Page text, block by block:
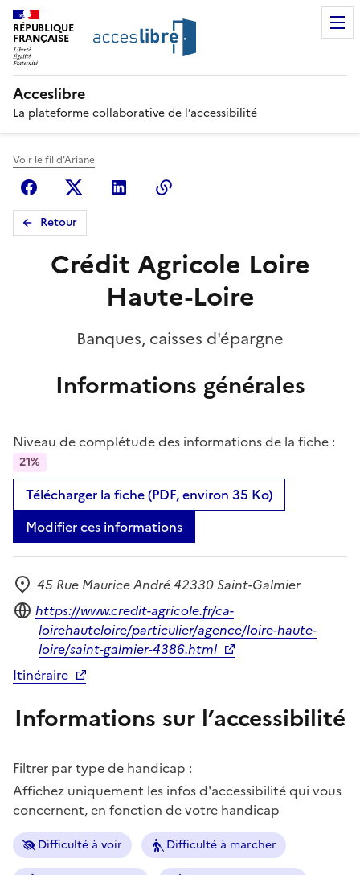
RÉPUBLIQUE
FRANÇAISE
Acceslibre
La plateforme collaborative de l’accessibilité
Voir le fil d'Ariane
FacebookX (anciennement Twitter)
Linkedin
Retour
Crédit Agricole Loire
Haute-Loire
Banques, caisses d'épargne
Informations générales
Niveau de complétude des informations de la fiche :
21%
Télécharger la fiche (PDF, environ 35 Ko)
Modifier ces informations
Adresse
45 Rue Maurice André 42330 Saint-Galmier
Site internet
https://www.credit-agricole.fr/ca-
loirehauteloire/particulier/agence/loire-haute-
loire/saint-galmier-4386.html
Itinéraire
Informations sur l’accessibilité
Filtrer par type de handicap :
Affichez uniquement les infos d'accessibilité qui vous
concernent, en fonction de votre handicap
Difficulté à voir Difficulté à marcher